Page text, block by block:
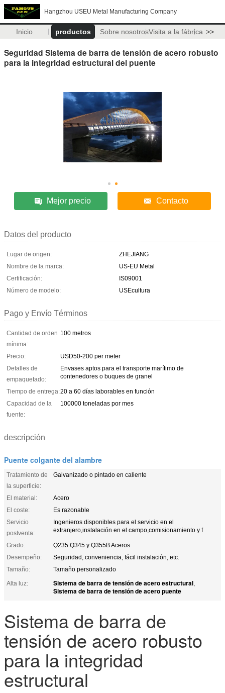
Hangzhou USEU Metal Manufacturing Company
Inicio productos Sobre nosotrosVisita a la fábrica >>
Seguridad Sistema de barra de tensión de acero robusto
para la integridad estructural del puente
Mejor precio Contacto
Datos del producto
Lugar de origen:
ZHEJIANG
Nombre de la marca:
US-EU Metal
Certificación:
IS09001
Número de modelo:
USEcultura
Pago y Envío Términos
Cantidad de orden
mínima:
100 metros
Precio:
USD50-200 per meter
Detalles de
empaquetado:
Envases aptos para el transporte marítimo de
contenedores o buques de granel
Tiempo de entrega:20 a 60 días laborables en función
Capacidad de la
fuente:
100000 toneladas por mes
descripción
Puente colgante del alambre
Tratamiento de
la superficie:
Galvanizado o pintado en caliente
El material:
Acero
El coste:
Es razonable
Servicio
postventa:
Ingenieros disponibles para el servicio en el
extranjero,instalación en el campo,comisionamiento y f
Grado:
Q235 Q345 y Q355B Aceros
Desempeño:
Seguridad, conveniencia, fácil instalación, etc.
Tamaño:
Tamaño personalizado
Alta luz:
Sistema de barra de tensión de acero estructural,
Sistema de barra de tensión de acero puente
Sistema de barra de
tensión de acero robusto
para la integridad
estructural